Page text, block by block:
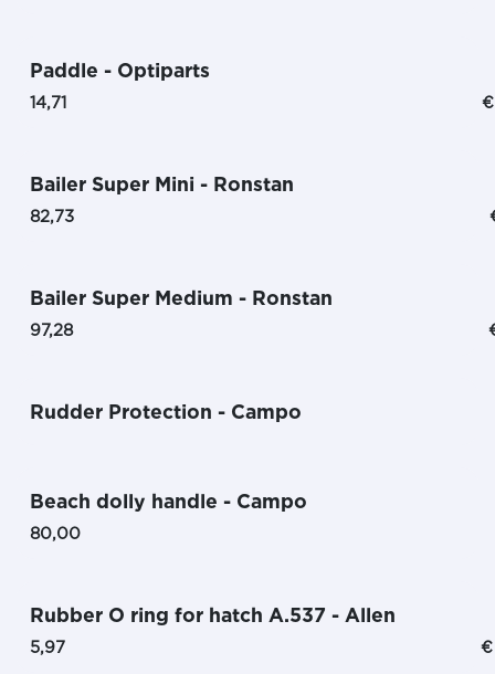
Paddle - Optiparts
14,71 €
Bailer Super Mini - Ronstan
82,73
Bailer Super Medium - Ronstan
97,28
Rudder Protection - Campo
Beach dolly handle - Campo
80,00
Rubber O ring for hatch A.537 - Allen
5,97 €